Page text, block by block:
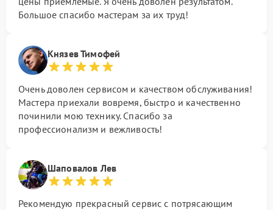
Большое спасибо мастерам за их труд!
Князев Тимофей
Очень доволен сервисом и качеством обслуживания!
Мастера приехали вовремя, быстро и качественно
починили мою технику. Спасибо за
профессионализм и вежливость!
Шаповалов Лев
Рекомендую прекрасный сервис с потрясающим